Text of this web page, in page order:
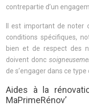
contrepartie d’un
Il est important de
conditions spécifiques,
bien et de respect des
doivent donc
de s’engager dans ce type
Aides à la
MaPrimeRénov’